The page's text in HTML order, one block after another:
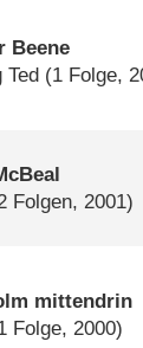
Beene
Ted (1 Folge,
Folgen, 2001)
mittendrin
Folge, 2000)